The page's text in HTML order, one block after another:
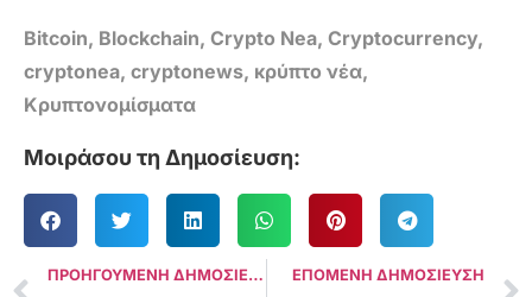
Bitcoin, Blockchain, Crypto Nea, Cryptocurrency,
cryptonea, cryptonews, κρύπτο νέα,
Κρυπτονομίσματα
Μοιράσου τη Δημοσίευση:
ΠΡΟΗΓΟΥΜΕΝΗ ΔΗΜΟΣΙΕΥΣΗ ΕΠΟΜΕΝΗ ΔΗΜΟΣΙΕΥΣΗ